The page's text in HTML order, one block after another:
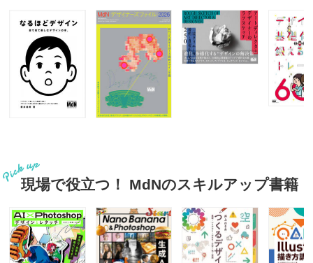
現場で役立つ！ MdNのスキルアップ書籍